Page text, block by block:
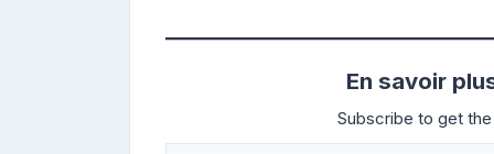
En savoir
Subscribe to get
Saisissez votre adresse e-mail…